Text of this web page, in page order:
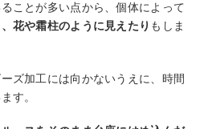
ことが多い点から、個体によって
花や霜柱のように見えたり もしま
ズ加工には向かないうえに、時間
す。